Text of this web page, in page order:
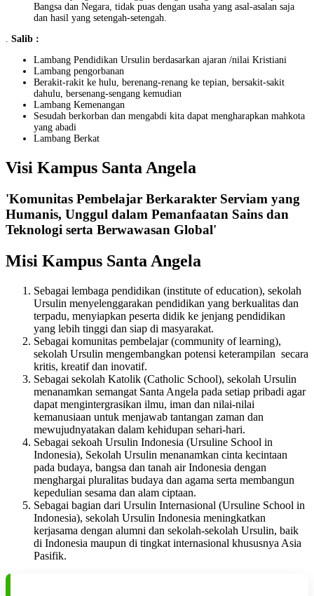
Bangsa dan Negara, tidak puas dengan usaha yang asal-asalan saja
dan hasil yang setengah-setengah.
. Salib :
Lambang Pendidikan Ursulin berdasarkan ajaran /nilai Kristiani
Lambang pengorbanan
Berakit-rakit ke hulu, berenang-renang ke tepian, bersakit-sakit
dahulu, bersenang-sengang kemudian
Lambang Kemenangan
Sesudah berkorban dan mengabdi kita dapat mengharapkan mahkota
yang abadi
Lambang Berkat
Visi Kampus Santa Angela
'Komunitas Pembelajar Berkarakter Serviam yang
Humanis, Unggul dalam Pemanfaatan Sains dan
Teknologi serta Berwawasan Global'
Misi Kampus Santa Angela
Sebagai lembaga pendidikan (institute of education), sekolah
Ursulin menyelenggarakan pendidikan yang berkualitas dan
terpadu, menyiapkan peserta didik ke jenjang pendidikan
yang lebih tinggi dan siap di masyarakat.
Sebagai komunitas pembelajar (community of learning),
sekolah Ursulin mengembangkan potensi keterampilan secara
kritis, kreatif dan inovatif.
Sebagai sekolah Katolik (Catholic School), sekolah Ursulin
menanamkan semangat Santa Angela pada setiap pribadi agar
dapat mengintergrasikan ilmu, iman dan nilai-nilai
kemanusiaan untuk menjawab tantangan zaman dan
mewujudnyatakan dalam kehidupan sehari-hari.
Sebagai sekoah Ursulin Indonesia (Ursuline School in
Indonesia), Sekolah Ursulin menanamkan cinta kecintaan
pada budaya, bangsa dan tanah air Indonesia dengan
menghargai pluralitas budaya dan agama serta membangun
kepedulian sesama dan alam ciptaan.
Sebagai bagian dari Ursulin Internasional (Ursuline School in
Indonesia), sekolah Ursulin Indonesia meningkatkan
kerjasama dengan alumni dan sekolah-sekolah Ursulin, baik
di Indonesia maupun di tingkat internasional khususnya Asia
Pasifik.